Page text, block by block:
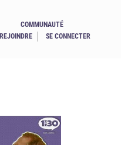
COMMUNAUTÉ
REJOINDRE
SE CONNECTER